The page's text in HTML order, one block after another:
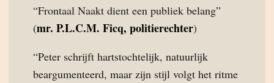
“Frontaal Naakt dient een publiek belang”
(mr. P.L.C.M. Ficq, politierechter)
“Peter schrijft hartstochtelijk, natuurlijk
beargumenteerd, maar zijn stijl volgt het ritme